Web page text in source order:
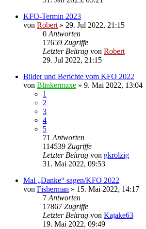
KFO-Termin 2023
von Robert » 29. Jul 2022, 21:15
0 Antworten
17659 Zugriffe
Letzter Beitrag von Robert
29. Jul 2022, 21:15
Bilder und Berichte vom KFO 2022
von Blinkermaxe » 9. Mai 2022, 13:04
1
2
3
4
5
71 Antworten
114539 Zugriffe
Letzter Beitrag von gkrolzig
31. Mai 2022, 09:53
Mal „Danke“ sagen/KFO 2022
von Fisherman » 15. Mai 2022, 14:17
7 Antworten
17867 Zugriffe
Letzter Beitrag von Kajake63
19. Mai 2022, 09:49